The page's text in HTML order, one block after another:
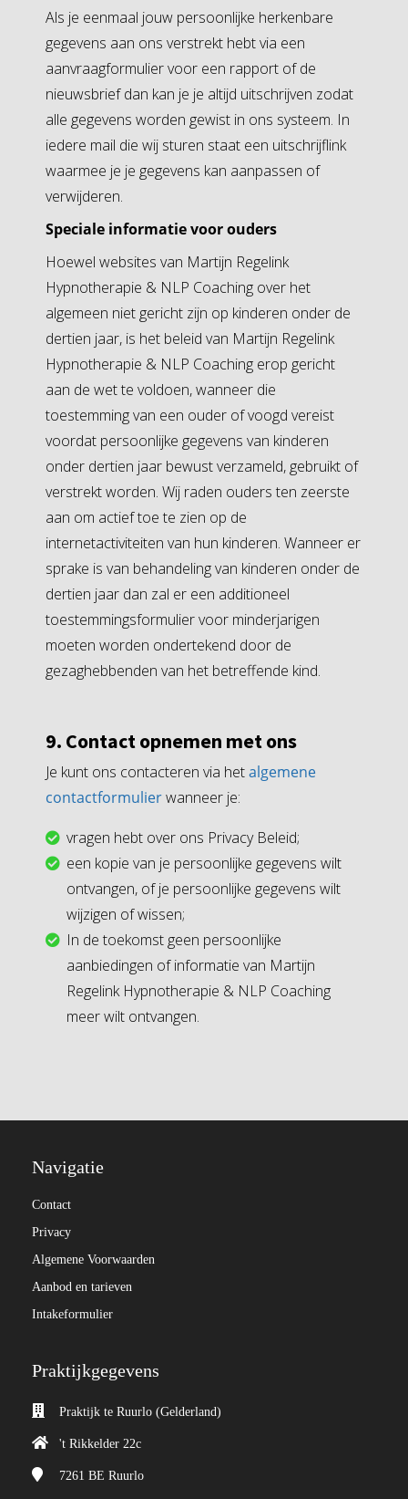
Als je eenmaal jouw persoonlijke herkenbare
gegevens aan ons verstrekt hebt via een
aanvraagformulier voor een rapport of de
nieuwsbrief dan kan je je altijd uitschrijven zodat
alle gegevens worden gewist in ons systeem. In
iedere mail die wij sturen staat een uitschrijflink
waarmee je je gegevens kan aanpassen of
verwijderen.
Speciale informatie voor ouders
Hoewel websites van Martijn Regelink
Hypnotherapie & NLP Coaching over het
algemeen niet gericht zijn op kinderen onder de
dertien jaar, is het beleid van Martijn Regelink
Hypnotherapie & NLP Coaching erop gericht
aan de wet te voldoen, wanneer die
toestemming van een ouder of voogd vereist
voordat persoonlijke gegevens van kinderen
onder dertien jaar bewust verzameld, gebruikt of
verstrekt worden. Wij raden ouders ten zeerste
aan om actief toe te zien op de
internetactiviteiten van hun kinderen. Wanneer er
sprake is van behandeling van kinderen onder de
dertien jaar dan zal er een additioneel
toestemmingsformulier voor minderjarigen
moeten worden ondertekend door de
gezaghebbenden van het betreffende kind.
9. Contact opnemen met ons
Je kunt ons contacteren via hetalgemene
contactformulierwanneer je:
vragen hebt over ons Privacy Beleid;
een kopie van je persoonlijke gegevens wilt
ontvangen, of je persoonlijke gegevens wilt
wijzigen of wissen;
In de toekomst geen persoonlijke
aanbiedingen of informatie van Martijn
Regelink Hypnotherapie & NLP Coaching
meer wilt ontvangen.
Navigatie
Contact
Privacy
Algemene Voorwaarden
Aanbod en tarieven
Intakeformulier
Praktijkgegevens
Praktijk te Ruurlo (Gelderland)
't Rikkelder 22c
7261 BE Ruurlo